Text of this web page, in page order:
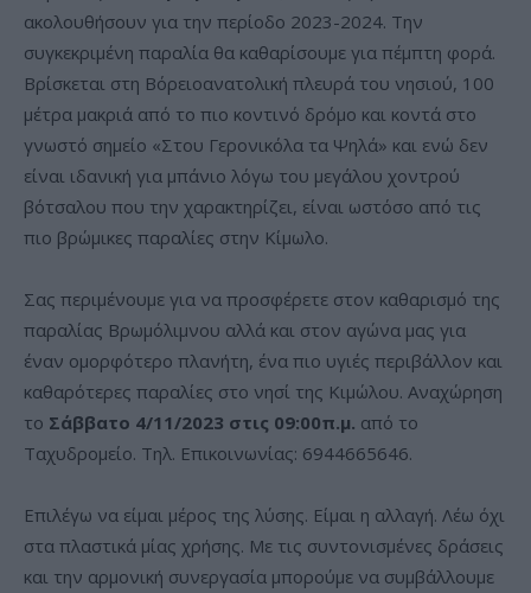
ακολουθήσουν για την περίοδο 2023-2024. Την
συγκεκριμένη παραλία θα καθαρίσουμε για πέμπτη φορά.
Βρίσκεται στη Βόρειοανατολική πλευρά του νησιού, 100
μέτρα μακριά από το πιο κοντινό δρόμο και κοντά στο
γνωστό σημείο «Στου Γερονικόλα τα Ψηλά» και ενώ δεν
είναι ιδανική για μπάνιο λόγω του μεγάλου χοντρού
βότσαλου που την χαρακτηρίζει, είναι ωστόσο από τις
πιο βρώμικες παραλίες στην Κίμωλο.
Σας περιμένουμε για να προσφέρετε στον καθαρισμό της
παραλίας Βρωμόλιμνου αλλά και στον αγώνα μας για
έναν ομορφότερο πλανήτη, ένα πιο υγιές περιβάλλον και
καθαρότερες παραλίες στο νησί της Κιμώλου. Αναχώρηση
το Σάββατο 4/11/2023 στις 09:00π.μ. από το
Ταχυδρομείο. Τηλ. Επικοινωνίας: 6944665646.
Επιλέγω να είμαι μέρος της λύσης. Είμαι η αλλαγή. Λέω όχι
στα πλαστικά μίας χρήσης. Με τις συντονισμένες δράσεις
και την αρμονική συνεργασία μπορούμε να συμβάλλουμε